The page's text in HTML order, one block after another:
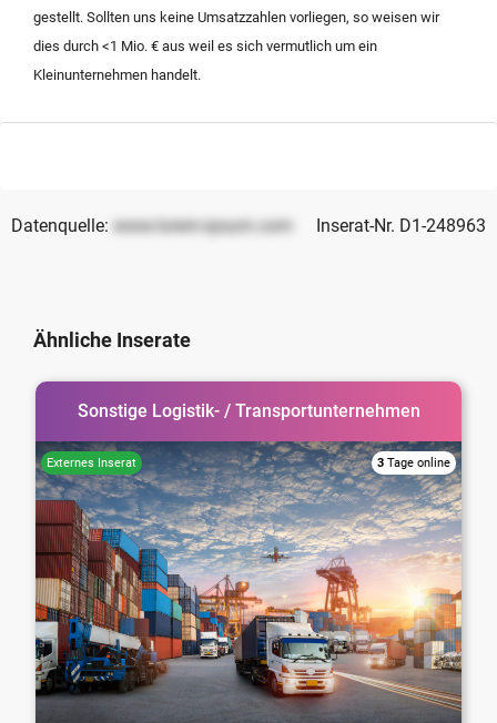
gestellt. Sollten uns keine Umsatzzahlen vorliegen, so weisen wir
dies durch <1 Mio. € aus weil es sich vermutlich um ein
Kleinunternehmen handelt.
Datenquelle: www.lorem-ipsum.com Inserat-Nr. D1-248963
Ähnliche Inserate
Sonstige Logistik- / Transportunternehmen
3 Tage online